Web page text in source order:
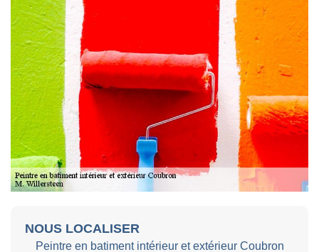
NOUS LOCALISER
Peintre en batiment intérieur et extérieur Coubron